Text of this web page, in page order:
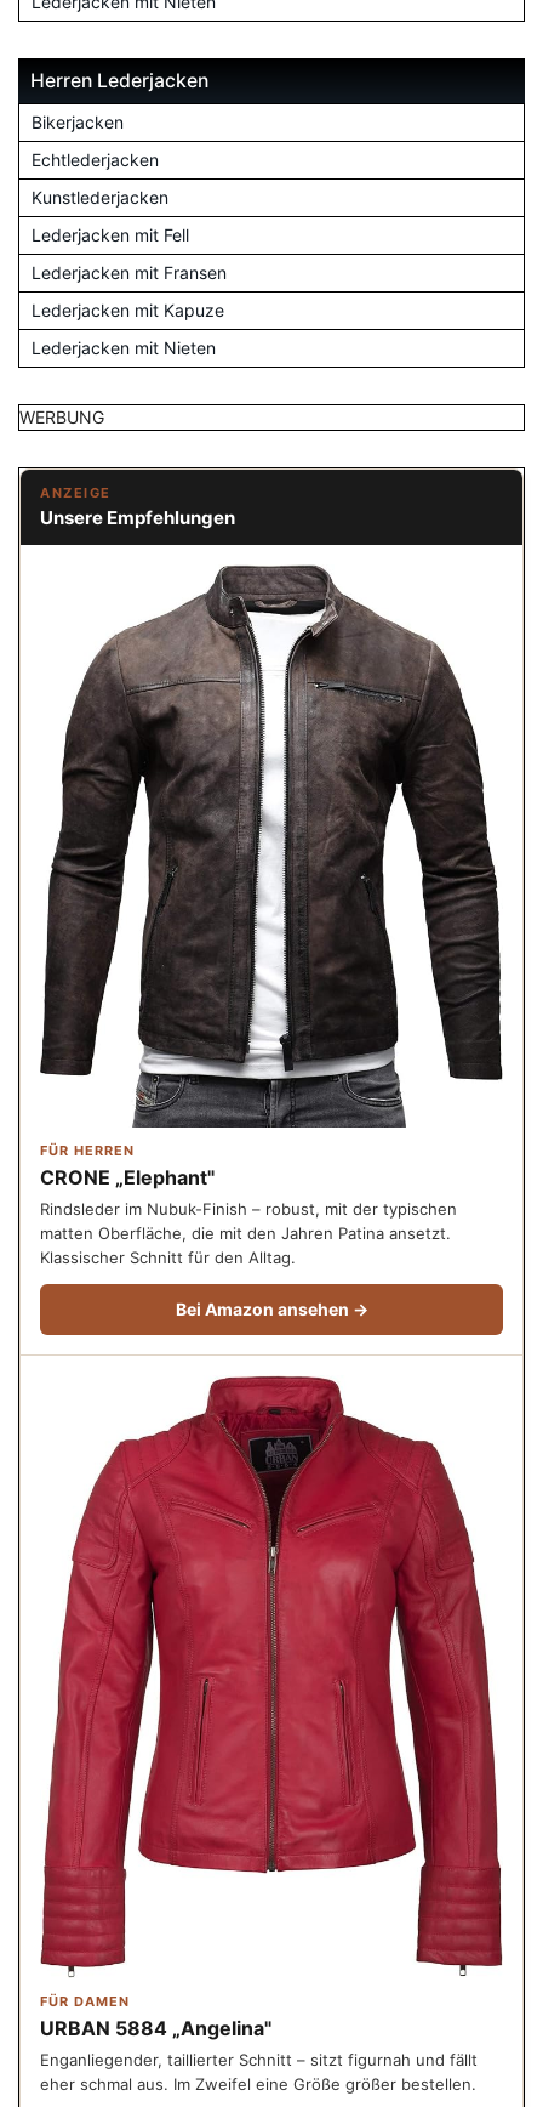
Herren Lederjacken
Bikerjacken
Echtlederjacken
Kunstlederjacken
Lederjacken mit Fell
Lederjacken mit Fransen
Lederjacken mit Kapuze
Lederjacken mit Nieten
WERBUNG
ANZEIGE
Unsere Empfehlungen
FÜR HERREN
CRONE „Elephant"
Rindsleder im Nubuk-Finish – robust, mit der typischen
matten Oberfläche, die mit den Jahren Patina ansetzt.
Klassischer Schnitt für den Alltag.
Bei Amazon ansehen →
FÜR DAMEN
URBAN 5884 „Angelina"
Enganliegender, taillierter Schnitt – sitzt figurnah und fällt
eher schmal aus. Im Zweifel eine Größe größer bestellen.